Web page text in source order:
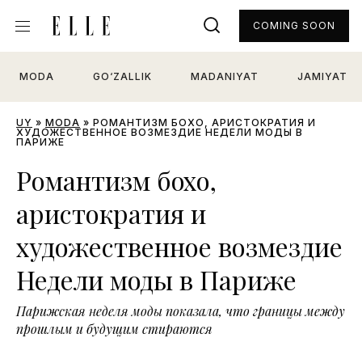
MODA GO‘ZALLIK MADANIYAT JAMIYAT
COMING SOON
UY » MODA » РОМАНТИЗМ БОХО, АРИСТОКРАТИЯ И
ХУДОЖЕСТВЕННОЕ ВОЗМЕЗДИЕ НЕДЕЛИ МОДЫ В
ПАРИЖЕ
Романтизм бохо,
аристократия и
художественное возмездие
Недели моды в Париже
Парижская неделя моды показала, что границы между
прошлым и будущим стираются